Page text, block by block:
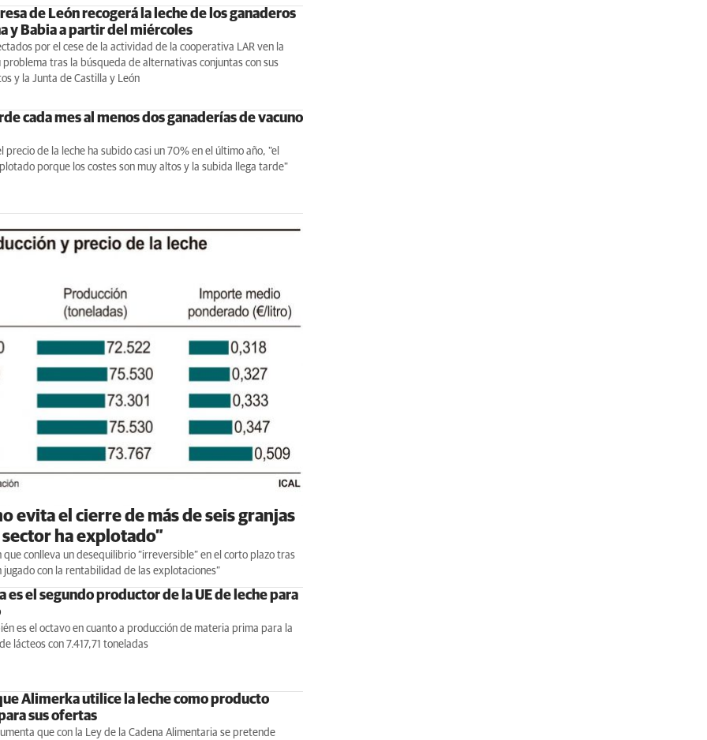
de León recogerá la leche de los ganaderos
y Babia a partir del miércoles
por el cese de la actividad de la cooperativa LAR ven la
problema tras la búsqueda de alternativas conjuntas con sus
y la Junta de Castilla y León
cada mes al menos dos ganaderías de vacuno
precio de la leche ha subido casi un 70% en el último año, "el
porque los costes son muy altos y la subida llega tarde"
evita el cierre de más de seis granjas
sector ha explotado”
conlleva un desequilibrio “irreversible” en el corto plazo tras
con la rentabilidad de las explotaciones”
es el segundo productor de la UE de leche para
es el octavo en cuanto a producción de materia prima para la
lácteos con 7.417,71 toneladas
Alimerka utilice la leche como producto
sus ofertas
que con la Ley de la Cadena Alimentaria se pretende